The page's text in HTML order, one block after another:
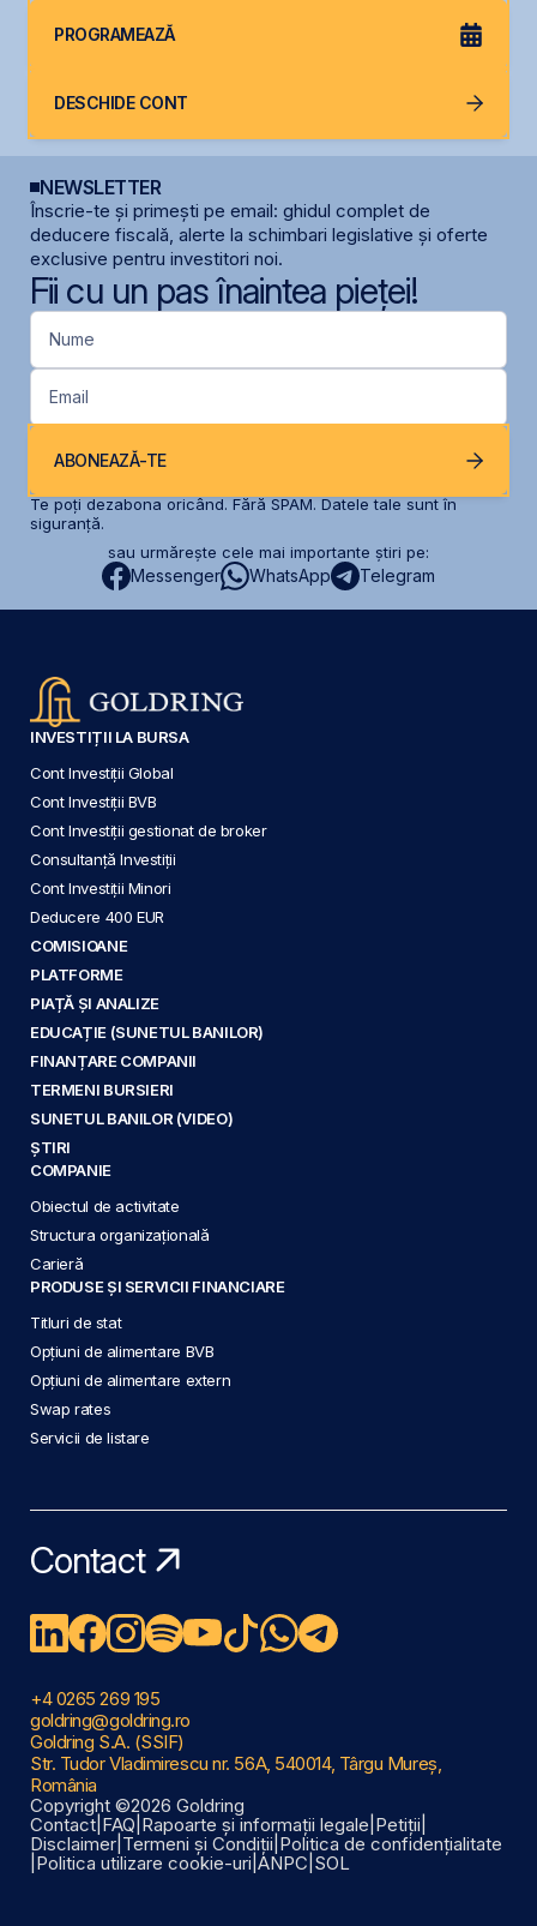
PROGRAMEAZĂ
DESCHIDE CONT
NEWSLETTER
Înscrie-te și primești pe email: ghidul complet de
deducere fiscală, alerte la schimbari legislative și oferte
exclusive pentru investitori noi.
Fii cu un pas înaintea pieței!
Nume
Email
ABONEAZĂ-TE
Te poți dezabona oricând. Fără SPAM. Datele tale sunt în
siguranță.
sau urmărește cele mai importante știri pe:
Messenger WhatsApp Telegram
INVESTIȚII LA BURSA
Cont Investiții Global
Cont Investiții BVB
Cont Investiții gestionat de broker
Consultanță Investiții
Cont Investiții Minori
Deducere 400 EUR
COMISIOANE
PLATFORME
PIAȚĂ ȘI ANALIZE
EDUCAȚIE (SUNETUL BANILOR)
FINANȚARE COMPANII
TERMENI BURSIERI
SUNETUL BANILOR (VIDEO)
ȘTIRI
COMPANIE
Obiectul de activitate
Structura organizațională
Carieră
PRODUSE ȘI SERVICII FINANCIARE
Titluri de stat
Opțiuni de alimentare BVB
Opțiuni de alimentare extern
Swap rates
Servicii de listare
Contact
+4 0265 269 195
goldring@goldring.ro
Goldring S.A. (SSIF)
Str. Tudor Vladimirescu nr. 56A, 540014, Târgu Mureș,
România
Copyright ©2026 Goldring
Contact FAQ Rapoarte și informații legale Petiții
Disclaimer Termeni și Condiții Politica de confidențialitate
Politica utilizare cookie-uri ANPC SOL